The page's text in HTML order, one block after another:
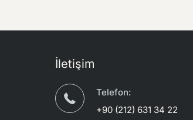
İletişim
Telefon:
+90 (212) 631 34 22